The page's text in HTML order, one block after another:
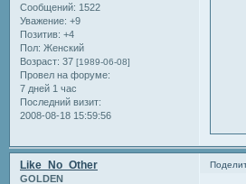
Сообщений: 1522
Уважение: +9
Позитив: +4
Пол: Женский
Возраст: 37 [1989-06-08]
Провел на форуме:
7 дней 1 час
Последний визит:
2008-08-18 15:59:56
Like_No_Other
GOLDEN